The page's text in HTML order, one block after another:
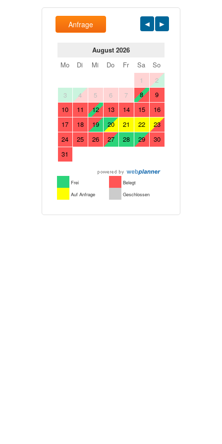
Anfrage
August 2026
Mo
Di Mi Do Fr Sa
So
1
2
3
4 5 6 7 8
9
10
11 12 13 14 15
16
17
18 19 20 21 22
23
24
25 26 27 28 29
30
31
Frei
Belegt
Auf Anfrage
Geschlossen